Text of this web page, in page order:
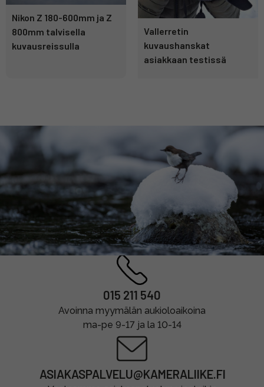
Nikon Z 180-600mm ja Z
800mm talvisella
kuvausreissulla
Vallerretin
kuvaushanskat
asiakkaan testissä
015 211 540
Avoinna myymälän aukioloaikoina
ma-pe 9-17 ja la 10-14
ASIAKASPALVELU@KAMERALIIKE.FI